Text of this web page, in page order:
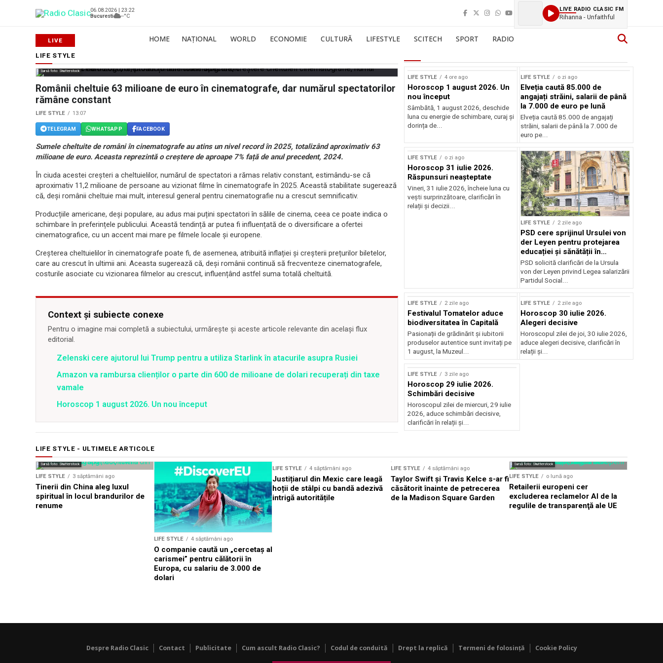
06.08.2026 | 23:22
Bucuresti
--°C
LIVE RADIO CLASIC FM
Rihanna - Unfaithful
HOME NAȚIONAL WORLD ECONOMIE CULTURĂ LIFESTYLE SCITECH SPORT RADIO
LIFE STYLE
Sursă foto: Shutterstock
Românii cheltuie 63 milioane de euro în cinematografe, dar numărul spectatorilor
rămâne constant
LIFE STYLE 13:07
TELEGRAM WHATSAPP FACEBOOK
Sumele cheltuite de români în cinematografe au atins un nivel record în 2025, totalizând aproximativ 63
milioane de euro. Aceasta reprezintă o creștere de aproape 7% față de anul precedent, 2024.
În ciuda acestei creșteri a cheltuielilor, numărul de spectatori a rămas relativ constant, estimându-se că
aproximativ 11,2 milioane de persoane au vizionat filme în cinematografe în 2025. Această stabilitate sugerează
că, deși românii cheltuie mai mult, interesul general pentru cinematografie nu a crescut semnificativ.
Producțiile americane, deși populare, au adus mai puțini spectatori în sălile de cinema, ceea ce poate indica o
schimbare în preferințele publicului. Această tendință ar putea fi influențată de o diversificare a ofertei
cinematografice, cu un accent mai mare pe filmele locale și europene.
Creșterea cheltuielilor în cinematografe poate fi, de asemenea, atribuită inflației și creșterii prețurilor biletelor,
care au crescut în ultimii ani. Aceasta sugerează că, deși românii continuă să frecventeze cinematografele,
costurile asociate cu vizionarea filmelor au crescut, influențând astfel suma totală cheltuită.
Context și subiecte conexe
Pentru o imagine mai completă a subiectului, urmărește și aceste articole relevante din același flux
editorial.
Zelenski cere ajutorul lui Trump pentru a utiliza Starlink în atacurile asupra Rusiei
Amazon va rambursa clienților o parte din 600 de milioane de dolari recuperați din taxe
vamale
Horoscop 1 august 2026. Un nou început
LIFE STYLE 4 ore ago
Horoscop 1 august 2026. Un
nou început
Sâmbătă, 1 august 2026, deschide
luna cu energie de schimbare, curaj și
dorința de...
LIFE STYLE o zi ago
Elveția caută 85.000 de
angajați străini, salarii de până
la 7.000 de euro pe lună
Elveția caută 85.000 de angajați
străini, salarii de până la 7.000 de
euro pe...
LIFE STYLE o zi ago
Horoscop 31 iulie 2026.
Răspunsuri neașteptate
Vineri, 31 iulie 2026, încheie luna cu
vești surprinzătoare, clarificări în
relații și decizii...
LIFE STYLE 2 zile ago
PSD cere sprijinul Ursulei von
der Leyen pentru protejarea
educației și sănătății în
reforma salarială
PSD solicită clarificări de la Ursula
von der Leyen privind Legea salarizării
Partidul Social...
LIFE STYLE 2 zile ago
Festivalul Tomatelor aduce
biodiversitatea în Capitală
Pasionații de grădinărit și iubitorii
produselor autentice sunt invitați pe
1 august, la Muzeul...
LIFE STYLE 2 zile ago
Horoscop 30 iulie 2026.
Alegeri decisive
Horoscopul zilei de joi, 30 iulie 2026,
aduce alegeri decisive, clarificări în
relații și...
LIFE STYLE 3 zile ago
Horoscop 29 iulie 2026.
Schimbări decisive
Horoscopul zilei de miercuri, 29 iulie
2026, aduce schimbări decisive,
clarificări în relații și...
LIFE STYLE - ULTIMELE ARTICOLE
Sursă foto: Shutterstock
LIFE STYLE 3 săptămâni ago
Tinerii din China aleg luxul
spiritual în locul brandurilor de
renume
LIFE STYLE 4 săptămâni ago
O companie caută un „cercetaș al
carismei” pentru călătorii în
Europa, cu salariu de 3.000 de
dolari
LIFE STYLE 4 săptămâni ago
Justițiarul din Mexic care leagă
hoții de stâlpi cu bandă adezivă
intrigă autoritățile
LIFE STYLE 4 săptămâni ago
Taylor Swift și Travis Kelce s-ar fi
căsătorit înainte de petrecerea
de la Madison Square Garden
Sursă foto: Shutterstock
LIFE STYLE o lună ago
Retailerii europeni cer
excluderea reclamelor AI de la
regulile de transparenţă ale UE
Despre Radio Clasic Contact Publicitate Cum ascult Radio Clasic? Codul de conduită Drept la replică Termeni de folosință Cookie Policy